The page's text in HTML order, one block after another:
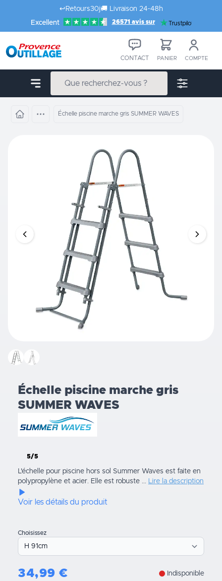
Aller au contenu
↩️ Retours30j🚚 Livraison 24-48h
Excellent
26571 avis sur Trustpilot
CONTACT PANIER COMPTE
Échelle piscine marche gris SUMMER WAVES
Échelle piscine marche gris
SUMMER WAVES
5/5
L'échelle pour piscine hors sol Summer Waves est faite en
polypropylène et acier. Elle est robuste ... Lire la description
Voir les détails du produit
Choisissez
34,99 € Indisponible